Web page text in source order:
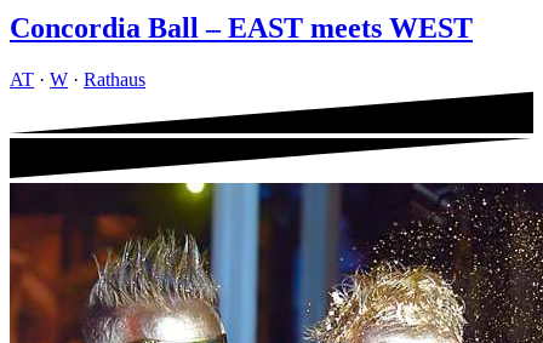
Concordia Ball – EAST meets WEST
AT · W · Rathaus